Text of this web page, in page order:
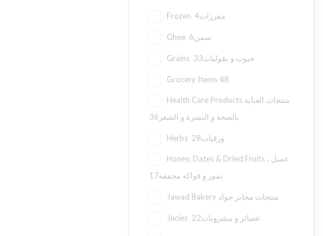
Frozen مفرزات4
Ghee سمن6
Grains حبوب و بقوليات33
Grocery Items 48
Health Care Products منتجات العناية
بالصحة و البشرة و الشعر 36
Herbs ورقيات28
Honey, Dates & Dried Fruits عسل ،
تمور و فواكه مجففة17
Jawad Bakery منتجات مخابز جواد
Jucies عصائر و مشروبات22